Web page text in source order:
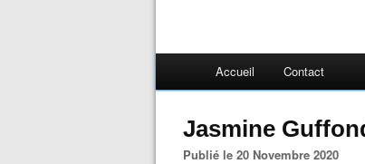
Accueil Contact
Jasmine
Publié le 20 Novembre 2020